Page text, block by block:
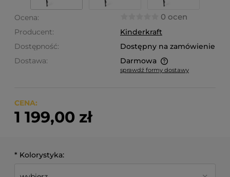
Ocena: 0 ocen
Producent:
Kinderkraft
Dostępność:
Dostępny na zamówienie
Dostawa:
Darmowa
Cena nie zawiera ewentualnych kosztów płatności
sprawdź formy dostawy
CENA:
1 199,00 zł
* Kolorystyka: